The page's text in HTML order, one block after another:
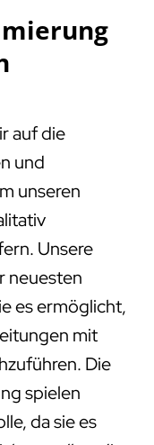
auf die
und
unseren
Unsere
neuesten
es ermöglicht,
mit
Die
spielen
da sie es